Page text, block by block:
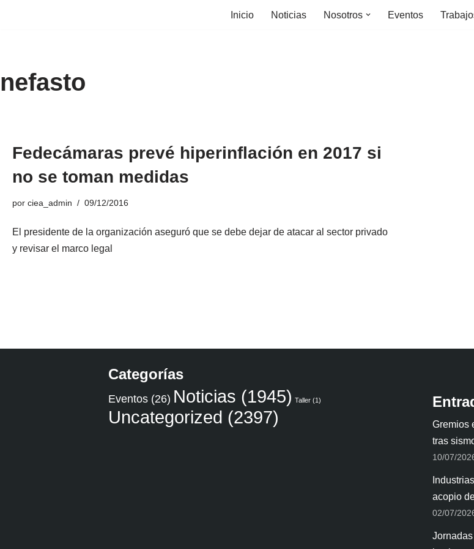
Inicio Noticias Nosotros Eventos
nefasto
Fedecámaras prevé hiperinflación en 2017 si
no se toman medidas
por ciea_admin 09/12/2016
El presidente de la organización aseguró que se debe dejar de atacar al sector privado
y revisar el marco legal
Categorías
Eventos (26) Noticias (1945) Taller (1)
Uncategorized (2397)
Gremios
tras
10/07/
acopio
02/07/